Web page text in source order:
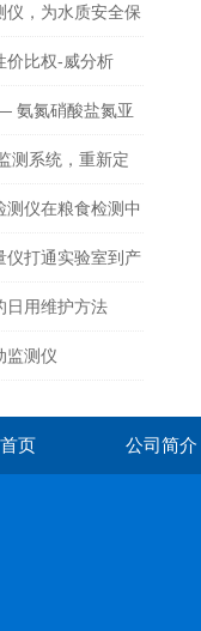
程数字化管控
仪，为水质安全保
价比权-威分析
氨氮硝酸盐氮亚
测系统，重新定
测仪在粮食检测中
仪打通实验室到产
日用维护方法
监测仪
首页 公司简介